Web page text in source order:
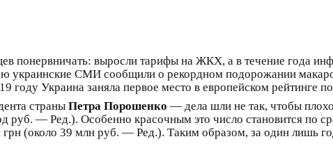
понервничать: выросли тарифы на ЖКХ, а в течение года
украинские СМИ сообщили о рекордном подорожании
году Украина заняла первое место в европейском рейтинге
страны Петра Порошенко — дела шли не так, чтобы
руб. — Ред.). Особенно красочным это число становится
(около 39 млн руб. — Ред.). Таким образом, за один лишь